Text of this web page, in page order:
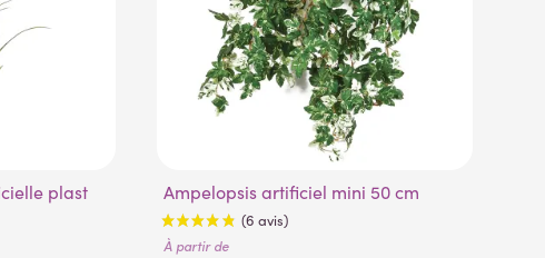
Ampelopsis artificiel mini 50 cm
À partir de